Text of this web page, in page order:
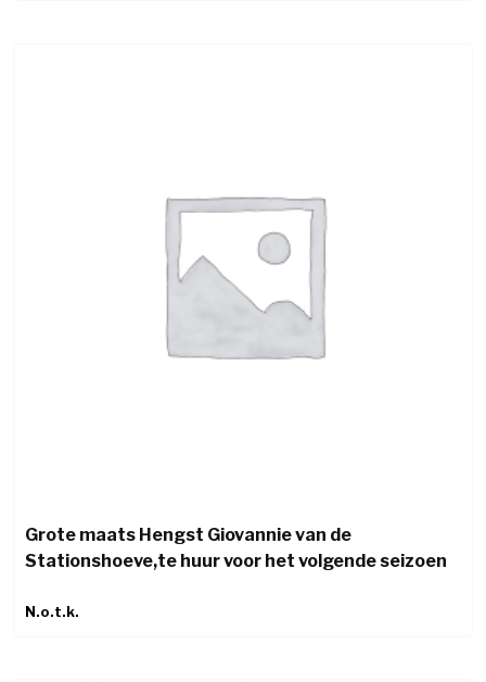
Grote maats Hengst Giovannie van de
Stationshoeve,te huur voor het volgende seizoen
N.o.t.k.